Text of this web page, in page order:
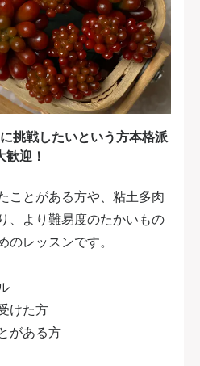
挑戦したいという方本格派
歓迎！
ことがある方や、粘土多肉
、より難易度のたかいもの
レッスンです。
けた方
がある方